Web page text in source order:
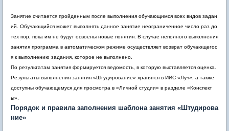
Занятие считается пройденным после выполнения обучающимся всех видов задан
ий. Обучающийся может выполнять данное занятие неограниченное число раз до
тех пор, пока им не будут освоены новые понятия. В случае неполного выполнения
занятия программа в автоматическом режиме осуществляет возврат обучающегос
я к выполнению задания, которое не выполнено.
По результатам занятия формируется ведомость, в которую выставляется оценка.
Результаты выполнения занятия «Штудирование» хранятся в ИИС «Луч», а также
доступны обучающемуся для просмотра в «Личной студии» в разделе «Конспект
ы».
Порядок и правила заполнения шаблона занятия «Штудирова
ние»